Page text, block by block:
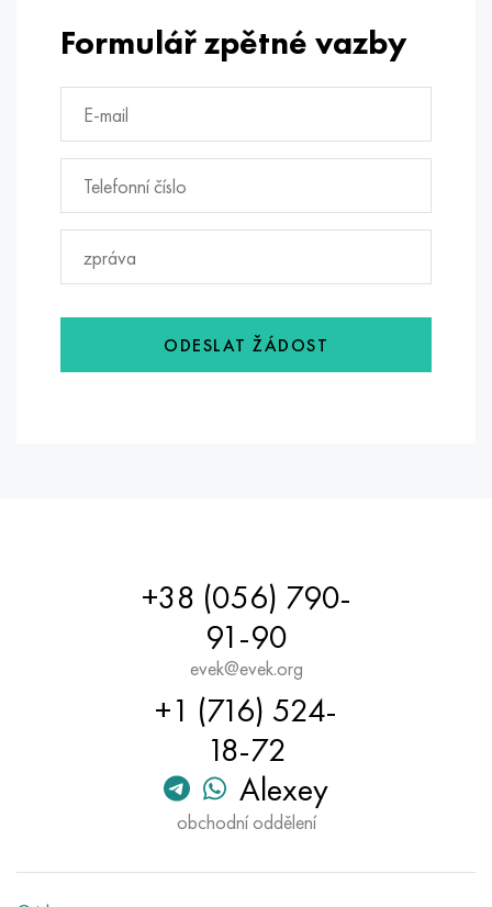
Formulář zpětné vazby
ODESLAT ŽÁDOST
+38 (056) 790-
91-90
evek@evek.org
+1 (716) 524-
18-72
Alexey
obchodní oddělení